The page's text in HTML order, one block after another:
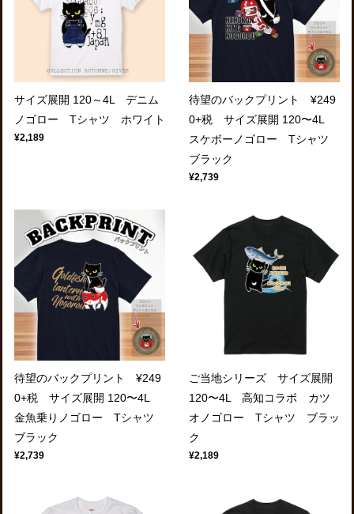
サイズ展開 120～4L デニム
ノゴロー Tシャツ ホワイト
¥2,189
待望のバックプリント ¥249
0+税 サイズ展開 120〜4L
スケボーノゴロー Tシャツ
ブラック
¥2,739
待望のバックプリント ¥249
0+税 サイズ展開 120〜4L
金魚乗りノゴロー Tシャツ
ブラック
¥2,739
ご当地シリーズ サイズ展開
120〜4L 高知コラボ カツ
オノゴロー Tシャツ ブラッ
ク
¥2,189